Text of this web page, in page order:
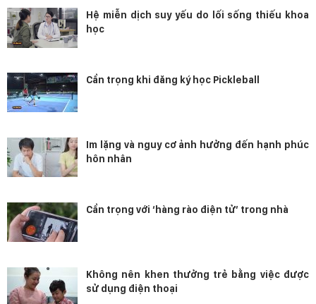
Hệ miễn dịch suy yếu do lối sống thiếu khoa
học
Cẩn trọng khi đăng ký học Pickleball
Im lặng và nguy cơ ảnh hưởng đến hạnh phúc
hôn nhân
Cẩn trọng với ‘hàng rào điện tử’ trong nhà
Không nên khen thưởng trẻ bằng việc được
sử dụng điện thoại